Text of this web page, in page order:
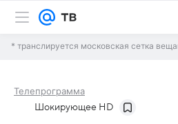
* транслируется московская сетка
Телепрограмма
Шокирующее HD